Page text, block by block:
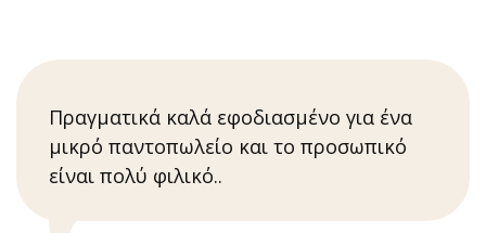
Πραγματικά καλά εφοδιασμένο για ένα
μικρό παντοπωλείο και το προσωπικό
είναι πολύ φιλικό..